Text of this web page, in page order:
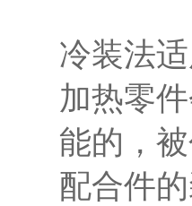
冷装法
加热零
能的，
配合件